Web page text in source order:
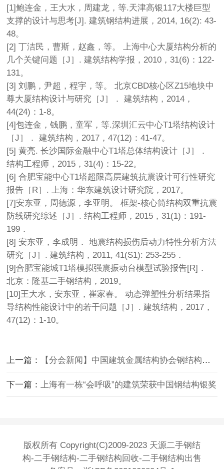
[1]鲍连金，王大水，周建龙，等.天津高银117大楼巨型
支撑的设计与思考[J]. 建筑钢结构进展，2014, 16(2): 43-
48。
[2] 丁洁民，曹斯，赵鑫，等。 上海中心大厦结构分析的
几个关键问题［J］. 建筑结构学报，2010，31(6)：122-
131。
[3] 刘鹏，尹超，程宇，等。 北京CBD核心区Z15地块中
尊大厦结构设计与研究［J］． 建筑结构，2014，
44(24)：1-8。
[4]包连金，钱鹏，童军，等.深圳汇云中心T1塔结构设计
［J］． 建筑结构，2017，47(12)：41-47。
[5] 黄亮. 长沙国际金融中心T1塔总体结构设计［J］．
结构工程师，2015，31(4)：15-22。
[6] 合肥宝能中心T1塔超限高层建筑抗震设计可行性研究
报告［R］. 上海：华东建筑设计研究院，2017。
[7]安东亚，周德源，李亚明。 框架-核心筒结构双重抗震
防线研究综述［J］. 结构工程师，2015，31(1)：191-
199．
[8] 安东亚，李成明． 地震结构损伤后动力特性分析方法
研究［J］. 建筑结构，2011, 41(S1): 253-255．
[9]合肥宝能城T1塔模拟强震振动台模型试验报告[R]．
北京：隆基二手钢结构，2019。
[10]王大水，安东亚，崔家春。 动态弹塑性分析结果指
导结构性能设计中的若干问题［J］. 建筑结构，2017，
47(12)：1-10。
上一篇： 【分会新闻】中国建筑金属结构协会钢结构专家委员会2023年扩大部级会议在西安召开
下一篇： 上海有一栋“会呼吸”的建筑荣获中国钢结构银奖
版权所有 Copyright(C)2009-2023 天源二手钢结
构-二手钢结构-二手钢结构回收-二手钢结构出售